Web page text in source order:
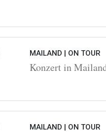
MAILAND | ON TOUR
Konzert in
MAILAND | ON TOUR